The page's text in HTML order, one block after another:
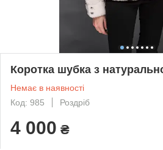
Коротка шубка з
Немає в наявності
Код: 985
Роздріб
4 000 ₴